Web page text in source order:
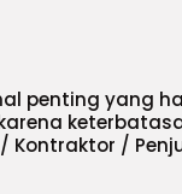
penting yang
Kontraktor /